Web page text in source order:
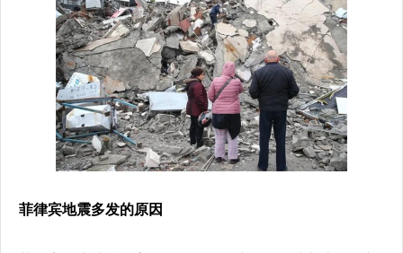
菲律宾地震多发的原因